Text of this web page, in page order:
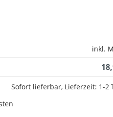
inkl.
Sofort lieferbar, Lieferzeit: 1-2